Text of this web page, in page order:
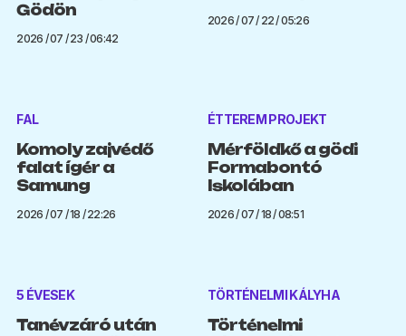
Gödön
2026 / 07 / 23 / 06:42
2026 / 07 / 22 / 05:26
FAL
Komoly zajvédő
falat ígér a
Samung
2026 / 07 / 18 / 22:26
ÉTTEREM PROJEKT
Mérföldkő a gödi
Formabontó
Iskolában
2026 / 07 / 18 / 08:51
5 ÉVESEK
Tanévzáró után
TÖRTÉNELMI KÁLYHA
Történelmi